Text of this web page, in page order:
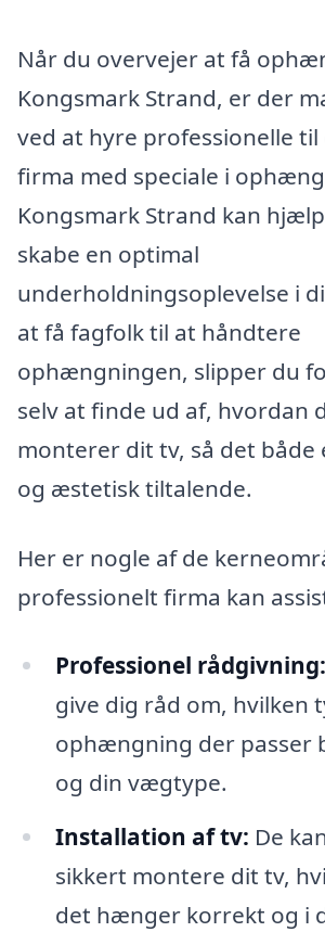
Når du overvejer at få
Kongsmark Strand, er der
ved at hyre professionelle til
firma med speciale i
Kongsmark Strand kan
skabe en optimal
underholdningsoplevelse i
at få fagfolk til at håndtere
ophængningen, slipper du
selv at finde ud af, hvordan
monterer dit tv, så det
og æstetisk tiltalende.
Her er nogle af de
professionelt firma kan
Professionel rådgivning:
give dig råd om, hvilken
ophængning der passer
og din vægtype.
Installation af tv: De
sikkert montere dit tv,
det hænger korrekt og i